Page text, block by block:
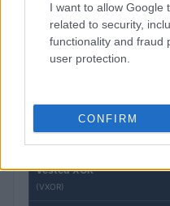
I want to allow Google
related to security,
functionality and fraud
user protection.
CONFIRM
Epoch Island
(EPOCH)
Stride Staked Injective
Vested XOR
(VXOR)